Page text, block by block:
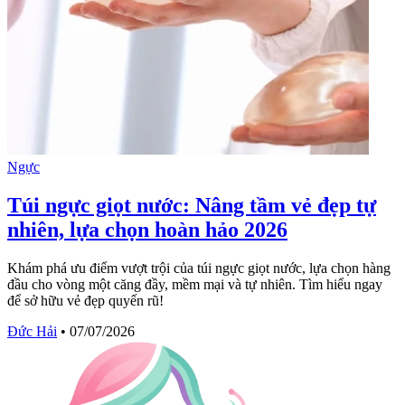
Ngực
Túi ngực giọt nước: Nâng tầm vẻ đẹp tự
nhiên, lựa chọn hoàn hảo 2026
Khám phá ưu điểm vượt trội của túi ngực giọt nước, lựa chọn hàng
đầu cho vòng một căng đầy, mềm mại và tự nhiên. Tìm hiểu ngay
để sở hữu vẻ đẹp quyến rũ!
Đức Hải • 07/07/2026